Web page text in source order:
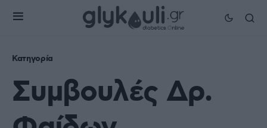
Κατηγορία
Συμβουλές Δρ.